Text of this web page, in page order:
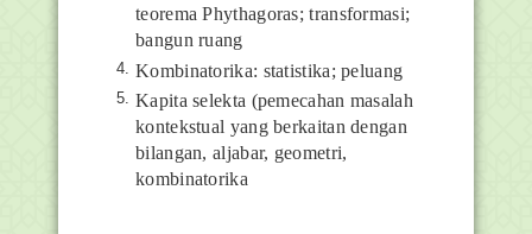
teorema Phythagoras; transformasi;
bangun ruang
Kombinatorika: statistika; peluang
Kapita selekta (pemecahan masalah
kontekstual yang berkaitan dengan
bilangan, aljabar, geometri,
kombinatorika